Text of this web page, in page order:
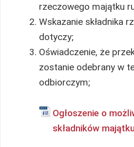
rzeczowego majątku
Wskazanie składnika
dotyczy;
Oświadczenie, że
zostanie odebrany w
odbiorczym;
Ogłoszenie o
składników